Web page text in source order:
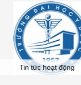
Tin tức hoạt động